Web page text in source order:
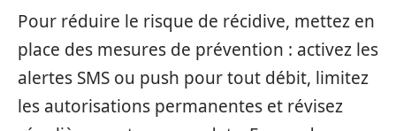
Pour réduire le risque de récidive, mettez en
place des mesures de prévention : activez les
alertes SMS ou push pour tout débit, limitez
les autorisations permanentes et révisez